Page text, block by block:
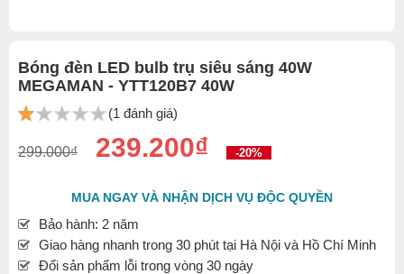
Bóng đèn LED bulb trụ siêu sáng 40W
MEGAMAN - YTT120B7 40W
(1 đánh giá)
299.000₫ 239.200₫ -20%
MUA NGAY VÀ NHẬN DỊCH VỤ ĐỘC QUYỀN
Bảo hành: 2 năm
Giao hàng nhanh trong 30 phút tại Hà Nội và Hồ Chí Minh
Đổi sản phẩm lỗi trong vòng 30 ngày